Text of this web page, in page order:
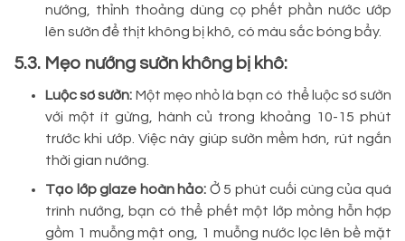
nướng, thỉnh thoảng dùng cọ phết phần nước ướp
lên sườn để thịt không bị khô, có màu sắc bóng bẩy.
5.3. Mẹo nướng sườn không bị khô:
Luộc sơ sườn: Một mẹo nhỏ là bạn có thể luộc sơ sườn
với một ít gừng, hành củ trong khoảng 10-15 phút
trước khi ướp. Việc này giúp sườn mềm hơn, rút ngắn
thời gian nướng.
Tạo lớp glaze hoàn hảo: Ở 5 phút cuối cùng của quá
trình nướng, bạn có thể phết một lớp mỏng hỗn hợp
gồm 1 muỗng mật ong, 1 muỗng nước lọc lên bề mặt